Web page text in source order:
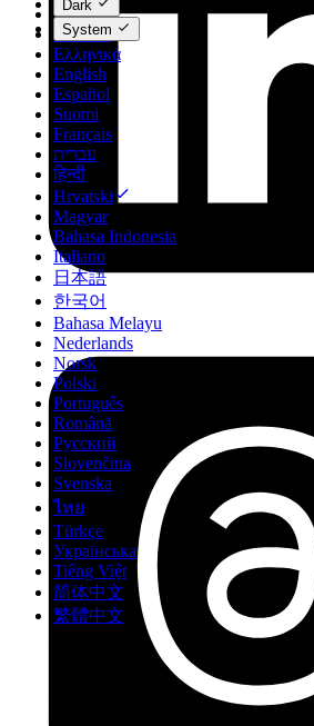
Dansk
Deutsch
Ελληνικά
English
Español
Suomi
Français
עברית
हिन्दी
Hrvatski
Magyar
Bahasa Indonesia
Italiano
日本語
한국어
Bahasa Melayu
Nederlands
Norsk
Polski
Português
Română
Русский
Slovenčina
Svenska
ไทย
Türkçe
Українська
Tiếng Việt
简体中文
繁體中文
Dark
System